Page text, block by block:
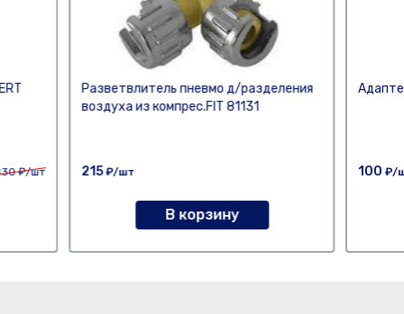
₽/шт
Разветвлитель пневмо д/разделения
воздуха из компрес.FIT 81131
215₽/шт
В корзину
100 ₽/